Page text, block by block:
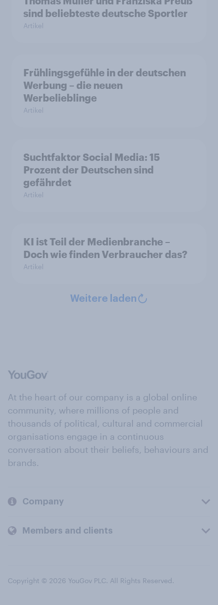
sind beliebteste deutsche Sportler
Artikel
Frühlingsgefühle in der deutschen
Werbung – die neuen
Werbelieblinge
Artikel
Suchtfaktor Social Media: 15
Prozent der Deutschen sind
gefährdet
Artikel
KI ist Teil der Medienbranche –
Doch wie finden Verbraucher das?
Artikel
Weitere laden
At the heart of our company is a global online
community, where millions of people and
thousands of political, cultural and commercial
organisations engage in a continuous
conversation about their beliefs, behaviours and
brands.
Company
Members and clients
Copyright © 2026 YouGov PLC. All Rights Reserved.